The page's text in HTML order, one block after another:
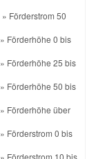
» Förderstrom 50
» Förderhöhe 0 bis
» Förderhöhe 25 bis
» Förderhöhe 50 bis
» Förderhöhe über
» Förderstrom 0 bis
» Förderstrom 10 bis